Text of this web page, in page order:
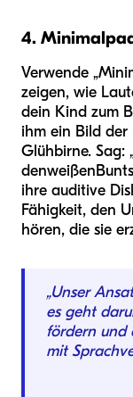
4.
Verwende
zeigen, wie
dein Kind zum
ihm ein Bild der
Glühbirne. Sag:
denweißen
ihre auditive
Fähigkeit, den
hören, die sie
„Unser
es geht
fördern und
mit